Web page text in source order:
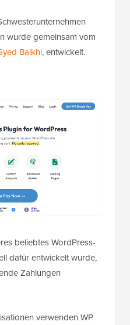
wurde gemeinsam vom
Balkhi, entwickelt.
beliebtes WordPress-
dafür entwickelt wurde,
Zahlungen
verwenden WP